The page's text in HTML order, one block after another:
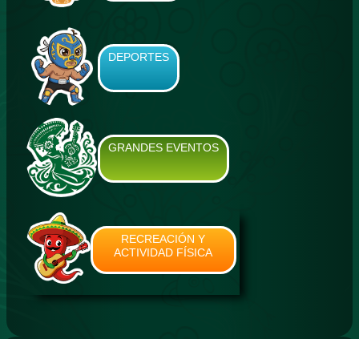
DEPORTES
GRANDES EVENTOS
RECREACIÓN Y
ACTIVIDAD FÍSICA